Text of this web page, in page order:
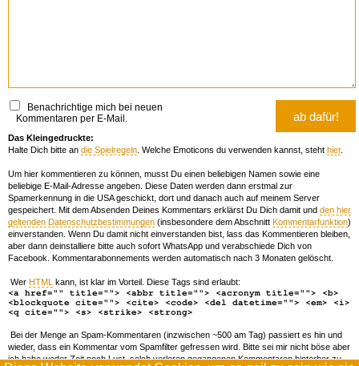
Benachrichtige mich bei neuen
Kommentaren per E-Mail.
Das Kleingedruckte:
Halte Dich bitte an die Spielregeln . Welche Emoticons du verwenden kannst, steht hier.
Um hier kommentieren zu können, musst Du einen beliebigen Namen sowie eine
beliebige E-Mail-Adresse angeben. Diese Daten werden dann erstmal zur
Spamerkennung in die USA geschickt, dort und danach auch auf meinem Server
gespeichert. Mit dem Absenden Deines Kommentars erklärst Du Dich damit und den hier
geltenden Datenschutzbestimmungen (insbesondere dem Abschnitt Kommentarfunktion)
einverstanden. Wenn Du damit nicht einverstanden bist, lass das Kommentieren bleiben,
aber dann deinstalliere bitte auch sofort WhatsApp und verabschiede Dich von
Facebook. Kommentarabonnements werden automatisch nach 3 Monaten gelöscht.
Wer HTML kann, ist klar im Vorteil. Diese Tags sind erlaubt:
<a href="" title=""> <abbr title=""> <acronym title=""> <b>
<blockquote cite=""> <cite> <code> <del datetime=""> <em> <i>
<q cite=""> <s> <strike> <strong>
Bei der Menge an Spam-Kommentaren (inzwischen ~500 am Tag) passiert es hin und
wieder, dass ein Kommentar vom Spamfilter gefressen wird. Bitte sei mir nicht böse aber
ich habe weder Zeit noch Lust, solch verloren gegangenen Kommentaren hinterher zu